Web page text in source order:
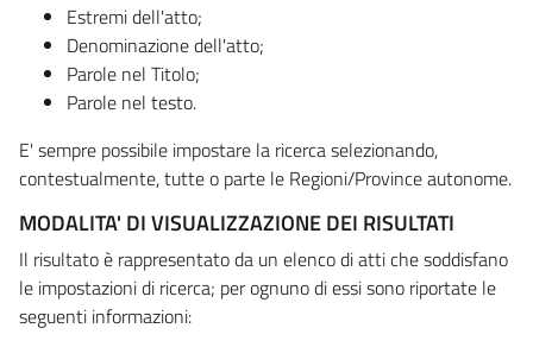
Estremi dell'atto;
Denominazione dell'atto;
Parole nel Titolo;
Parole nel testo.
E' sempre possibile impostare la ricerca selezionando,
contestualmente, tutte o parte le Regioni/Province autonome.
MODALITA' DI VISUALIZZAZIONE DEI RISULTATI
Il risultato è rappresentato da un elenco di atti che soddisfano
le impostazioni di ricerca; per ognuno di essi sono riportate le
seguenti informazioni: